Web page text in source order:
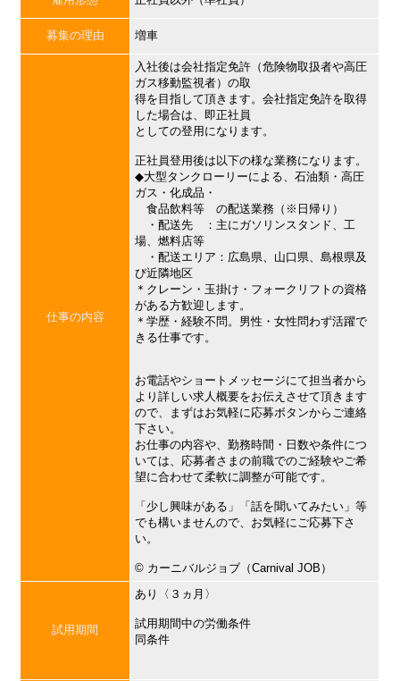
募集の理由 増車
仕事の内容
入社後は会社指定免許（危険物取扱者や高圧
ガス移動監視者）の取
得を目指して頂きます。会社指定免許を取得
した場合は、即正社員
としての登用になります。
正社員登用後は以下の様な業務になります。
◆大型タンクローリーによる、石油類・高圧
ガス・化成品・
食品飲料等 の配送業務（※日帰り）
・配送先 ：主にガソリンスタンド、工
場、燃料店等
・配送エリア：広島県、山口県、島根県及
び近隣地区
＊クレーン・玉掛け・フォークリフトの資格
がある方歓迎します。
＊学歴・経験不問。男性・女性問わず活躍で
きる仕事です。
お電話やショートメッセージにて担当者から
より詳しい求人概要をお伝えさせて頂きます
ので、まずはお気軽に応募ボタンからご連絡
下さい。
お仕事の内容や、勤務時間・日数や条件につ
いては、応募者さまの前職でのご経験やご希
望に合わせて柔軟に調整が可能です。
「少し興味がある」「話を聞いてみたい」等
でも構いませんので、お気軽にご応募下さ
い。
©︎ カーニバルジョブ（Carnival JOB）
試用期間
あり〈３ヵ月〉
試用期間中の労働条件
同条件